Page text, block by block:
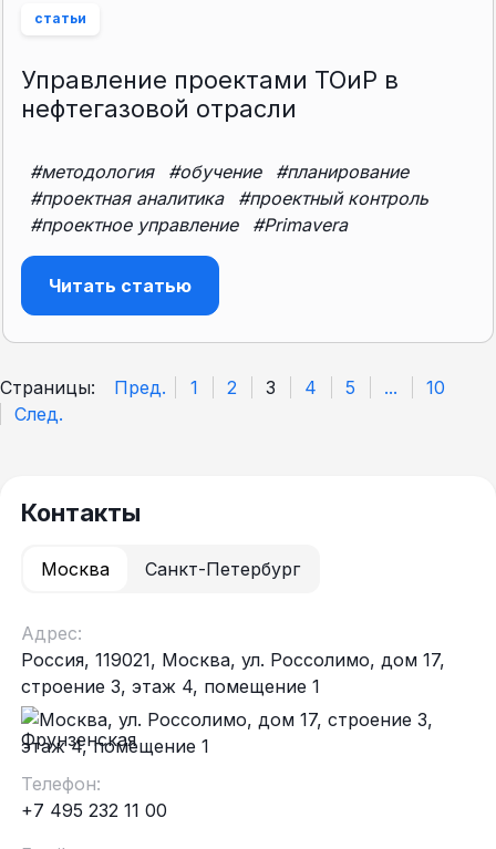
статьи
Управление проектами ТОиР в
нефтегазовой отрасли
#методология #обучение
#планирование
#проектная аналитика
#проектный контроль
#проектное управление
#Primavera
Читать статью
Страницы: Пред. 1 2 3 4 5 ...
10
След.
Контакты
Москва Санкт-Петербург
Адрес:
Россия, 119021, Москва, ул. Россолимо, дом 17,
строение 3, этаж 4, помещение 1
Фрунзенская
Телефон:
+7 495 232 11 00